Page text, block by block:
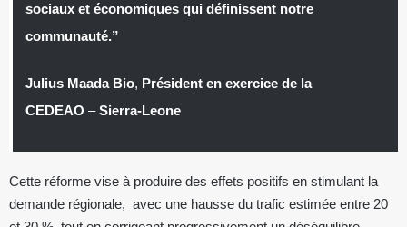
sociaux et économiques qui définissent notre
communauté.”
Julius Maada Bio, Président en exercice de la
CEDEAO –Sierra-Leone
Cette réforme vise à produire des effets positifs en stimulant la
demande régionale, avec une hausse du trafic estimée entre 20